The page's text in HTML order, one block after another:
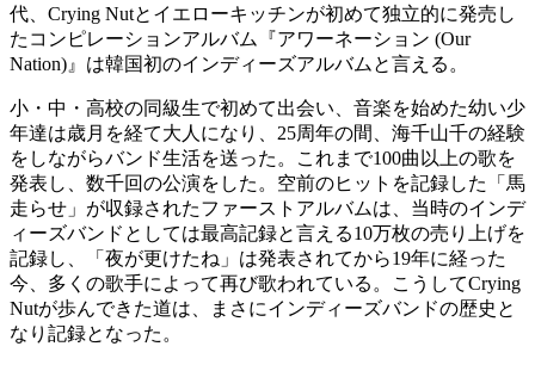
代、Crying Nutとイエローキッチンが初めて独立的に発売し
たコンピレーションアルバム『アワーネーション (Our
Nation)』は韓国初のインディーズアルバムと言える。
小・中・高校の同級生で初めて出会い、音楽を始めた幼い少
年達は歳月を経て大人になり、25周年の間、海千山千の経験
をしながらバンド生活を送った。これまで100曲以上の歌を
発表し、数千回の公演をした。空前のヒットを記録した「馬
走らせ」が収録されたファーストアルバムは、当時のインデ
ィーズバンドとしては最高記録と言える10万枚の売り上げを
記録し、「夜が更けたね」は発表されてから19年に経った
今、多くの歌手によって再び歌われている。こうしてCrying
Nutが歩んできた道は、まさにインディーズバンドの歴史と
なり記録となった。